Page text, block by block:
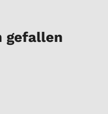
gefallen